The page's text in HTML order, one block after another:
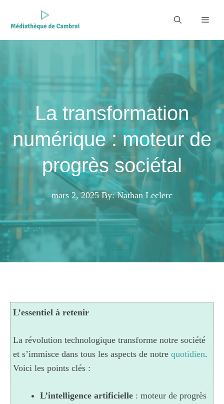
La transformation
numérique : moteur de
progrès sociétal
mars 2, 2025 By: Nathan Leclerc
L’essentiel à retenir
La révolution technologique transforme notre société
et s’immisce dans tous les aspects de notre quotidien.
Voici les points clés :
L’intelligence artificielle : moteur de progrès